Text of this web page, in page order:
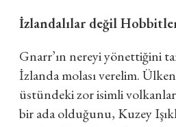
İzlandalılar değil
Gnarr’ın nereyi yönettiğini
İzlanda molası verelim.
üstündeki zor isimli
bir ada olduğunu, Kuzey